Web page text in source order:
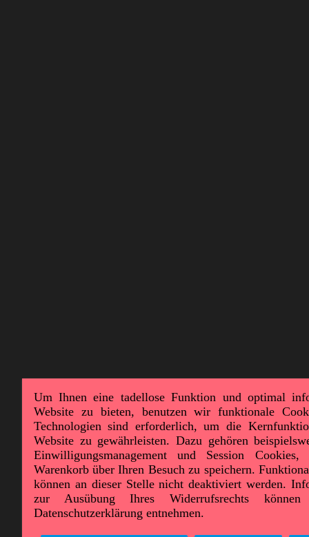
Um Ihnen eine tadellose Funktion und optimal
Website zu bieten, benutzen wir funktionale
Technologien sind erforderlich, um die
Website zu gewährleisten. Dazu gehören
Einwilligungsmanagement und Session
Warenkorb über Ihren Besuch zu speichern.
können an dieser Stelle nicht deaktiviert werden.
zur Ausübung Ihres Widerrufsrechts
Datenschutzerklärung entnehmen.